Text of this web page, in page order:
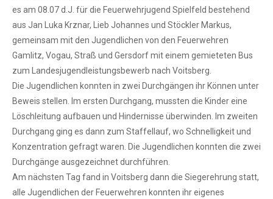
es am 08.07 d.J. für die Feuerwehrjugend Spielfeld bestehend
aus Jan Luka Krznar, Lieb Johannes und Stöckler Markus,
gemeinsam mit den Jugendlichen von den Feuerwehren
Gamlitz, Vogau, Straß und Gersdorf mit einem gemieteten Bus
zum Landesjugendleistungsbewerb nach Voitsberg.
Die Jugendlichen konnten in zwei Durchgängen ihr Können unter
Beweis stellen. Im ersten Durchgang, mussten die Kinder eine
Löschleitung aufbauen und Hindernisse überwinden. Im zweiten
Durchgang ging es dann zum Staffellauf, wo Schnelligkeit und
Konzentration gefragt waren. Die Jugendlichen konnten die zwei
Durchgänge ausgezeichnet durchführen.
Am nächsten Tag fand in Voitsberg dann die Siegerehrung statt,
alle Jugendlichen der Feuerwehren konnten ihr eigenes